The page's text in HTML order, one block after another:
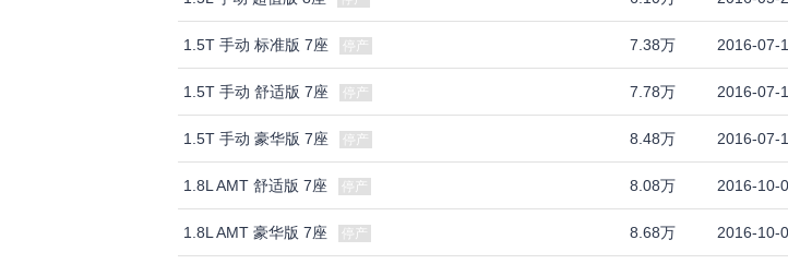
1.5T 手动 标准版 7座 停产 7.38万 2016-07-
1.5T 手动 舒适版 7座 停产 7.78万 2016-07-
1.5T 手动 豪华版 7座 停产 8.48万 2016-07-
1.8L AMT 舒适版 7座 停产 8.08万 2016-10-
1.8L AMT 豪华版 7座 停产 8.68万 2016-10-